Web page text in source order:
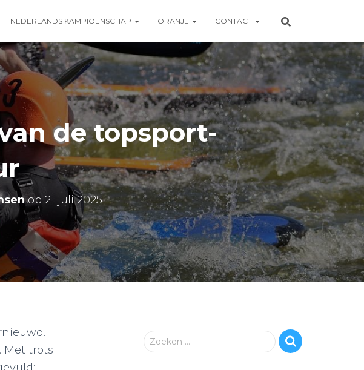
NEDERLANDS KAMPIOENSCHAP ORANJE CONTACT
de topsport-
op 21 juli 2025
Met trots
Z Zoeken …